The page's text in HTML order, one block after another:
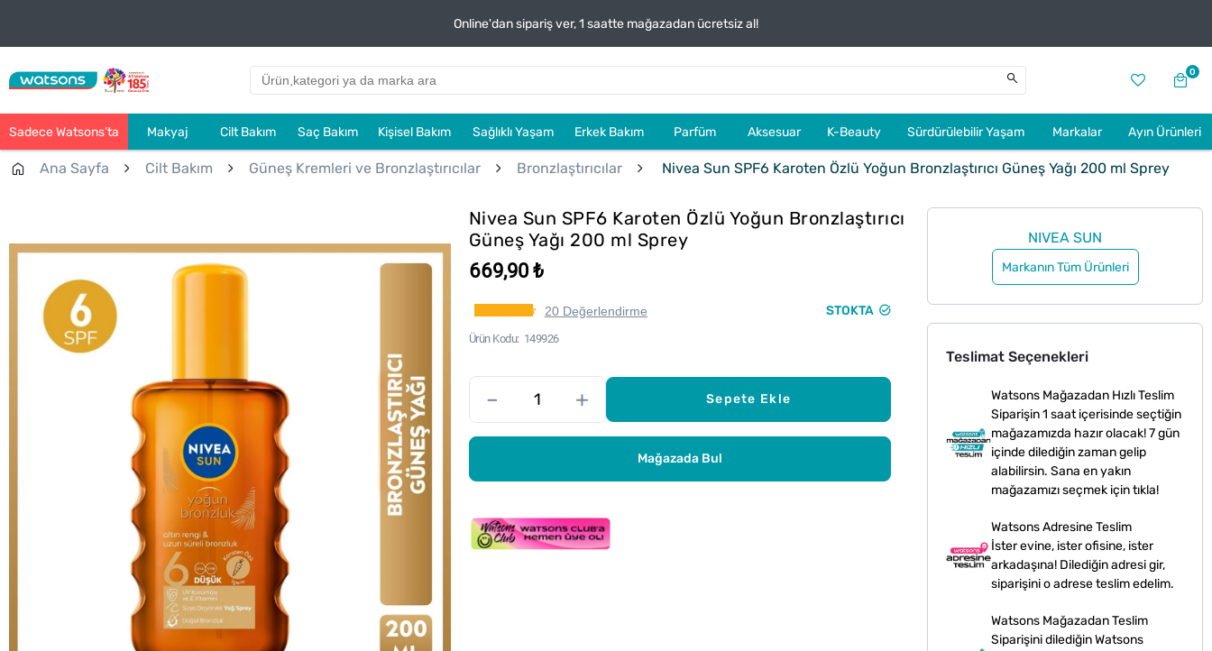
Online'dan sipariş ver, 1 saatte mağazadan ücretsiz al!
0
Sadece Watsons’ta Makyaj Cilt Bakım Saç Bakım Kişisel Bakım Sağlıklı Yaşam Erkek Bakım Parfüm Aksesuar K-Beauty Sürdürülebilir Yaşam Markalar Ayın Ürünleri
Ana Sayfa Cilt Bakım Güneş Kremleri ve Bronzlaştırıcılar Bronzlaştırıcılar Nivea Sun SPF6 Karoten Özlü Yoğun Bronzlaştırıcı Güneş Yağı 200 ml Sprey
Nivea Sun SPF6 Karoten Özlü Yoğun Bronzlaştırıcı
Güneş Yağı 200 ml Sprey
669,90 ₺
20 Değerlendirme STOKTA
Ürün Kodu 149926
– + Sepete Ekle
Mağazada Bul
NIVEA SUN
Markanın Tüm Ürünleri
Teslimat Seçenekleri
Watsons Mağazadan Hızlı Teslim
Siparişin 1 saat içerisinde seçtiğin
mağazamızda hazır olacak! 7 gün
içinde dilediğin zaman gelip
alabilirsin. Sana en yakın
mağazamızı seçmek için tıkla!
Watsons Adresine Teslim
İster evine, ister ofisine, ister
arkadaşına! Dilediğin adresi gir,
siparişini o adrese teslim edelim.
Watsons Mağazadan Teslim
Siparişini dilediğin Watsons